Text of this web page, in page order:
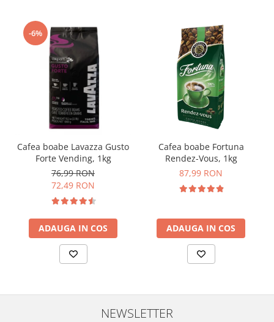
-6%
Cafea boabe Lavazza Gusto
Forte Vending, 1kg
76,99 RON
72,49 RON
ADAUGA IN COS
Cafea boabe Fortuna
Rendez-Vous, 1kg
87,99 RON
ADAUGA IN COS
NEWSLETTER